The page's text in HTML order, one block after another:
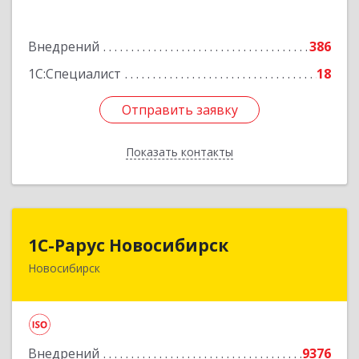
Внедрений
386
1С:Специалист
18
Отправить заявку
Показать контакты
Отправить заявку
Назад
1С-Рарус Новосибирск
Новосибирск
Внедрений
9376
1С-Рарус Новосибирск
630015, Новосибирская обл, Новосибирск г,
Подробнее